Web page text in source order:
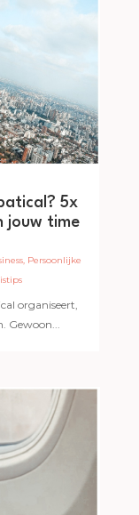
5x
jouw time
, Persoonlijke
organiseert,